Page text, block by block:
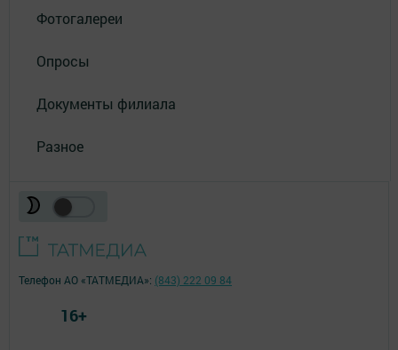
Фотогалереи
Опросы
Документы филиала
Разное
Телефон АО «ТАТМЕДИА»: (843) 222 09 84
16+